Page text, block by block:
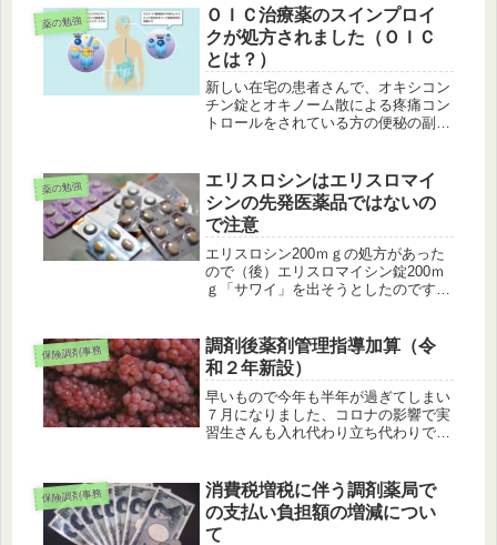
が、「SW」の記載部分はどちらも白
い半割錠ですのでほぼ同じ様に見えま
す。...
薬の勉強
ＯＩＣ治療薬のスインプロイ
クが処方されました（ＯＩＣ
とは？）
新しい在宅の患者さんで、オキシコン
チン錠とオキノーム散による疼痛コン
トロールをされている方の便秘の副作
スインプロイク（一般名：ナルデメジ
ントシル酸塩錠）まずはスインプロイ
ク...
薬の勉強
エリスロシンはエリスロマイ
シンの先発医薬品ではないの
で注意
エリスロシン200ｍｇの処方があった
ので（後）エリスロマイシン錠200ｍ
ｇ「サワイ」を出そうとしたのです
はないですよと教えて頂きました。保
険薬辞典（平成30年4月版ｐ46...
保険調剤事務
調剤後薬剤管理指導加算（令
和２年新設）
早いもので今年も半年が過ぎてしまい
７月になりました、コロナの影響で実
習生さんも入れ代わり立ち代わりでか
すが、朗らかで一生懸命な様子が伝わ
ってきてこちらも元気になります。調
剤...
保険調剤事務
消費税増税に伴う調剤薬局で
の支払い負担額の増減につい
て